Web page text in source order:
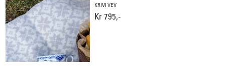
KRIVI VEV
Kr 795,-